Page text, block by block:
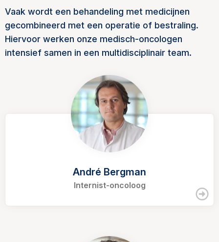
Vaak wordt een behandeling met medicijnen
gecombineerd met een operatie of bestraling.
Hiervoor werken onze medisch-oncologen
intensief samen in een multidisciplinair team.
André Bergman
Internist-oncoloog